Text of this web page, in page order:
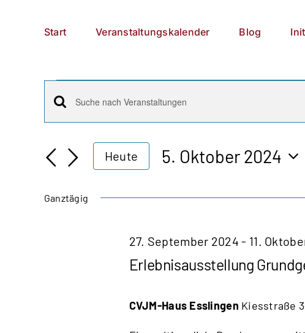
Start Veranstaltungskalender Blog
Veranstaltungen
für
5.
2024
Veranstaltungen
Suche
und
Ansichten,
Navigation
Bitte
eingeben.
Suche
Veranstaltungen
Heute
5. Oktober 2024
wählen.
Ganztägig
Erlebnisausstellung
27. September 2024 - 11.
CVJM-Haus Esslingen Kiesstraße